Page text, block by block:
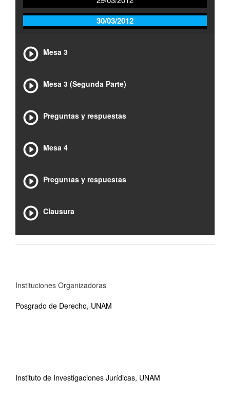
30/03/2012
Mesa 3
Mesa 3 (Segunda Parte)
Preguntas y respuestas
Mesa 4
Preguntas y respuestas
Clausura
Instituciones Organizadoras
Posgrado de Derecho, UNAM
Instituto de Investigaciones Jurídicas, UNAM